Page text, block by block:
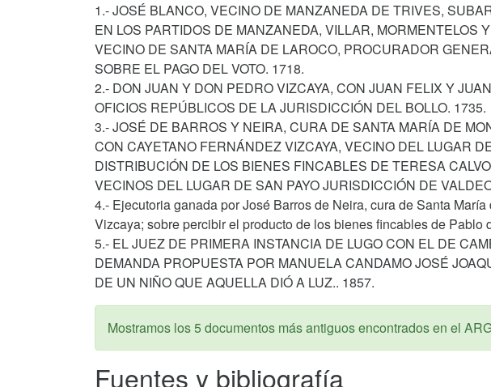
1.- JOSÉ BLANCO, VECINO DE MANZANEDA DE TRIVES,
EN LOS PARTIDOS DE MANZANEDA, VILLAR, MORMENTELOS
VECINO DE SANTA MARÍA DE LAROCO, PROCURADOR
SOBRE EL PAGO DEL VOTO. 1718.
2.- DON JUAN Y DON PEDRO VIZCAYA, CON JUAN FELIX Y
OFICIOS REPÚBLICOS DE LA JURISDICCIÓN DEL BOLLO. 1735.
3.- JOSÉ DE BARROS Y NEIRA, CURA DE SANTA MARÍA DE
CON CAYETANO FERNÁNDEZ VIZCAYA, VECINO DEL LUGAR
DISTRIBUCIÓN DE LOS BIENES FINCABLES DE TERESA
VECINOS DEL LUGAR DE SAN PAYO JURISDICCIÓN DE
4.- Ejecutoria ganada por José Barros de Neira, cura de Santa
Vizcaya; sobre percibir el producto de los bienes fincables de Pablo
5.- EL JUEZ DE PRIMERA INSTANCIA DE LUGO CON EL DE
DEMANDA PROPUESTA POR MANUELA CANDAMO JOSÉ
DE UN NIÑO QUE AQUELLA DIÓ A LUZ.. 1857.
Mostramos los 5 documentos más antiguos encontrados en el
Fuentes y bibliografía